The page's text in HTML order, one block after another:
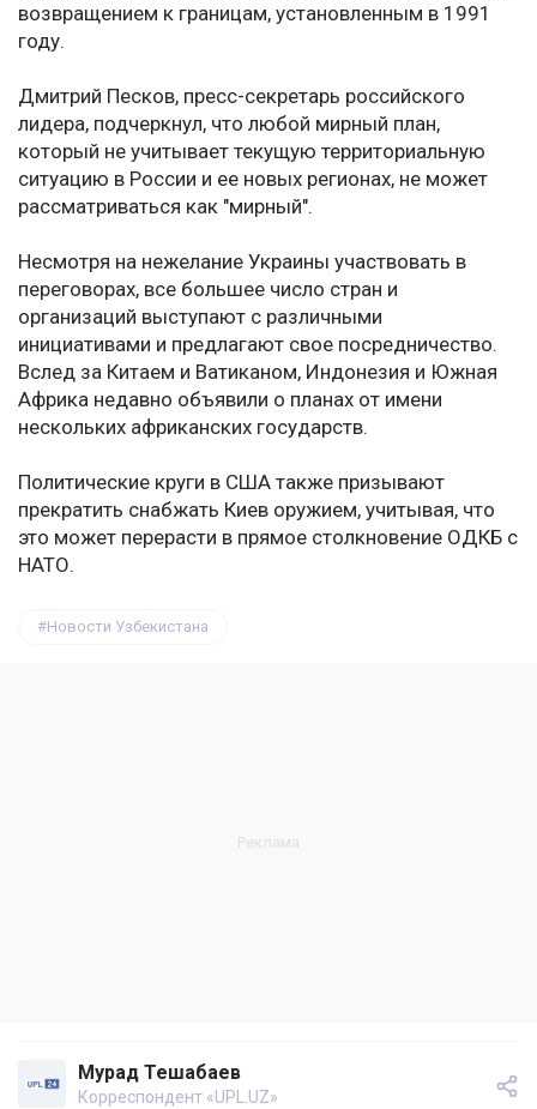
возвращением к границам, установленным в 1991
году.
Дмитрий Песков, пресс-секретарь российского
лидера, подчеркнул, что любой мирный план,
который не учитывает текущую территориальную
ситуацию в России и ее новых регионах, не может
рассматриваться как "мирный".
Несмотря на нежелание Украины участвовать в
переговорах, все большее число стран и
организаций выступают с различными
инициативами и предлагают свое посредничество.
Вслед за Китаем и Ватиканом, Индонезия и Южная
Африка недавно объявили о планах от имени
нескольких африканских государств.
Политические круги в США также призывают
прекратить снабжать Киев оружием, учитывая, что
это может перерасти в прямое столкновение ОДКБ с
НАТО.
Новости Узбекистана
Мурад Тешабаев
Корреспондент «UPL.UZ»